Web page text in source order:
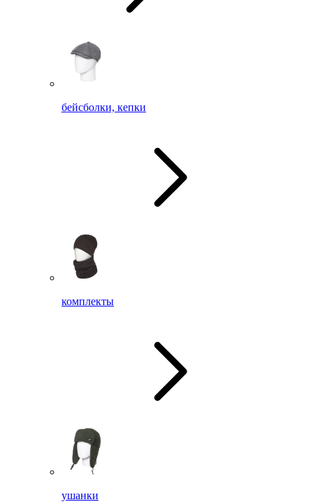
бейсболки, кепки
комплекты
ушанки